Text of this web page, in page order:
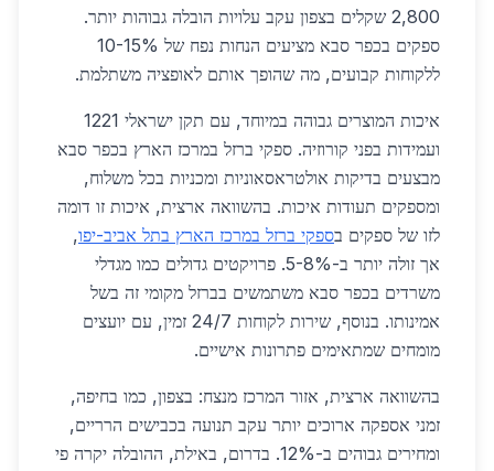
2,800 שקלים בצפון עקב עלויות הובלה גבוהות יותר.
ספקים בכפר סבא מציעים הנחות נפח של 10-15%
ללקוחות קבועים, מה שהופך אותם לאופציה משתלמת.
איכות המוצרים גבוהה במיוחד, עם תקן ישראלי 1221
ועמידות בפני קורוזיה. ספקי ברזל במרכז הארץ בכפר סבא
מבצעים בדיקות אולטראסאוניות ומכניות בכל משלוח,
ומספקים תעודות איכות. בהשוואה ארצית, איכות זו דומה
לזו של ספקים בספקי ברזל במרכז הארץ בתל אביב-יפו,
אך זולה יותר ב-5-8%. פרויקטים גדולים כמו מגדלי
משרדים בכפר סבא משתמשים בברזל מקומי זה בשל
אמינותו. בנוסף, שירות לקוחות 24/7 זמין, עם יועצים
מומחים שמתאימים פתרונות אישיים.
בהשוואה ארצית, אזור המרכז מנצח: בצפון, כמו בחיפה,
זמני אספקה ארוכים יותר עקב תנועה בכבישים הרריים,
ומחירים גבוהים ב-12%. בדרום, באילת, ההובלה יקרה פי